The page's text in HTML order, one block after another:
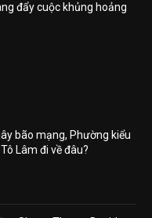
đẩy cuộc khủng hoảng
bão mạng, Phường kiểu
Lâm đi về đâu?